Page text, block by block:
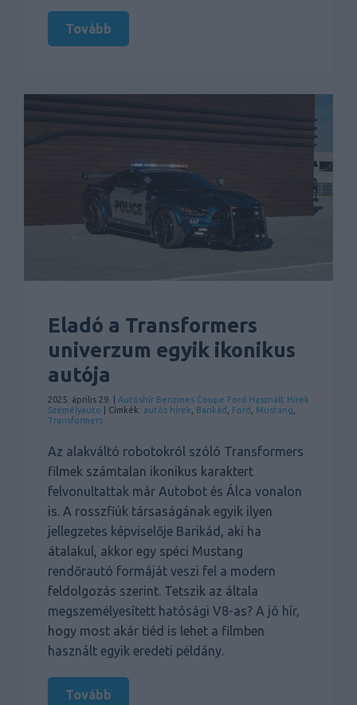
Tovább
Eladó a Transformers
univerzum egyik ikonikus
autója
2025. április 29. | Autóshír Benzines Coupe Ford Használt Hírek
Személyauto | Címkék: autós hírek Barikád Ford Mustang
Transformers
Az alakváltó robotokról szóló Transformers
filmek számtalan ikonikus karaktert
felvonultattak már Autobot és Álca vonalon
is. A rosszfiúk társaságának egyik ilyen
jellegzetes képviselője Barikád, aki ha
átalakul, akkor egy spéci Mustang
rendőrautó formáját veszi fel a modern
feldolgozás szerint. Tetszik az általa
megszemélyesített hatósági V8-as? A jó hír,
hogy most akár tiéd is lehet a filmben
használt egyik eredeti példány.
Tovább